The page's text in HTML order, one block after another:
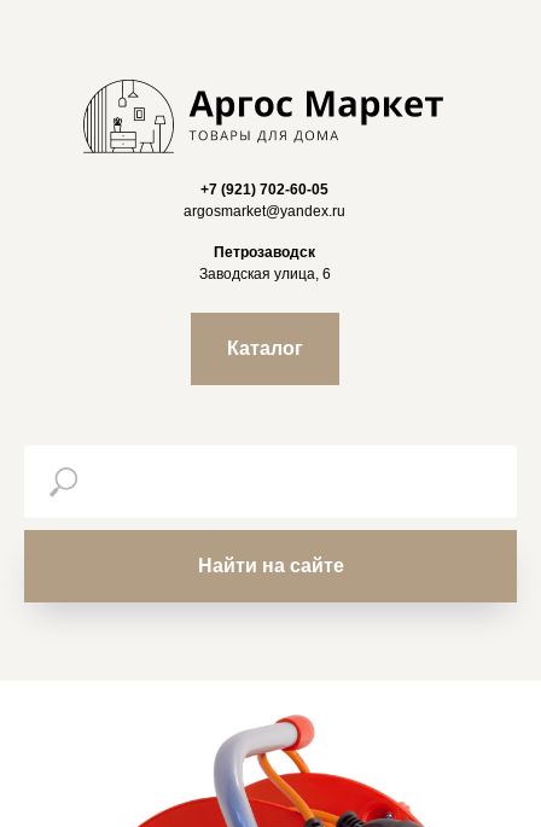
+7 (921) 702-60-05
argosmarket@yandex.ru
Петрозаводск
Заводская улица, 6
Каталог
Найти на сайте